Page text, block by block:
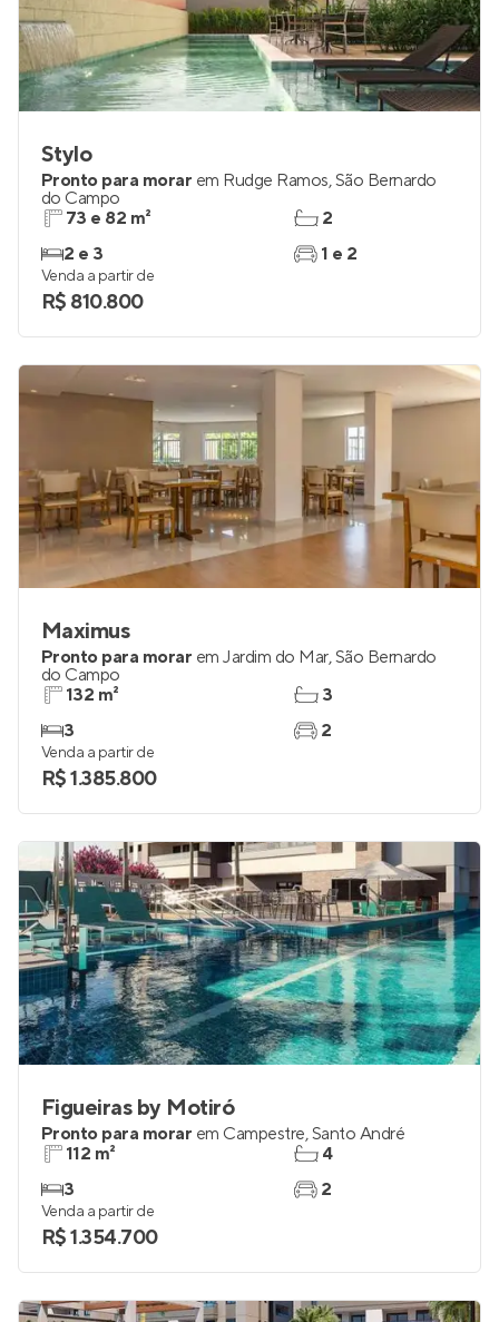
Stylo
Pronto para morar em Rudge Ramos,São Bernardo
do Campo
73 e 82 m²
2 e 3
2
1 e 2
Venda a partir de
R$ 810.800
Maximus
Pronto para morar em Jardim do Mar,São Bernardo
do Campo
132 m²
3
3
2
Venda a partir de
R$ 1.385.800
Figueiras by Motiró
Pronto para morar em Campestre,Santo André
112 m²
3
4
2
Venda a partir de
R$ 1.354.700